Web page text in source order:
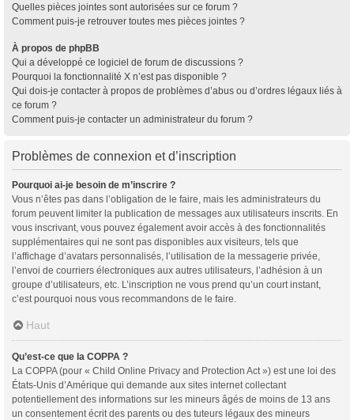
Quelles pièces jointes sont autorisées sur ce forum ?
Comment puis-je retrouver toutes mes pièces jointes ?
À propos de phpBB
Qui a développé ce logiciel de forum de discussions ?
Pourquoi la fonctionnalité X n’est pas disponible ?
Qui dois-je contacter à propos de problèmes d’abus ou d’ordres légaux liés à
ce forum ?
Comment puis-je contacter un administrateur du forum ?
Problèmes de connexion et d’inscription
Pourquoi ai-je besoin de m’inscrire ?
Vous n’êtes pas dans l’obligation de le faire, mais les administrateurs du
forum peuvent limiter la publication de messages aux utilisateurs inscrits. En
vous inscrivant, vous pouvez également avoir accès à des fonctionnalités
supplémentaires qui ne sont pas disponibles aux visiteurs, tels que
l’affichage d’avatars personnalisés, l’utilisation de la messagerie privée,
l’envoi de courriers électroniques aux autres utilisateurs, l’adhésion à un
groupe d’utilisateurs, etc. L’inscription ne vous prend qu’un court instant,
c’est pourquoi nous vous recommandons de le faire.
Haut
Qu’est-ce que la COPPA ?
La COPPA (pour « Child Online Privacy and Protection Act ») est une loi des
États-Unis d’Amérique qui demande aux sites internet collectant
potentiellement des informations sur les mineurs âgés de moins de 13 ans
un consentement écrit des parents ou des tuteurs légaux des mineurs